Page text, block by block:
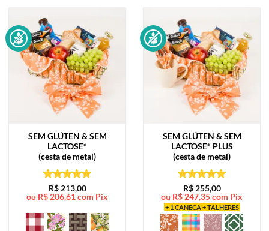
SEM GLÚTEN & SEM
LACTOSE*
(cesta de metal)
Avaliação5
de 5
R$213,00
ou R$206,61com Pix
SEM GLÚTEN & SEM
LACTOSE* PLUS
(cesta de metal)
Avaliação5
de 5
R$255,00
ou R$247,35com Pix
+ 1 CANECA + TALHERES